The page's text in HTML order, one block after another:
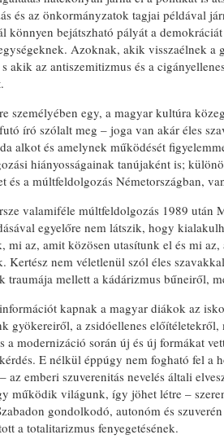
és az önkormányzatok tagjai példával
könnyen bejátszható pályát a
Azoknak, akik visszaélnek a
akik az antiszemitizmus és a
személyében egy, a magyar kultúra
író szólalt meg – joga van akár éles
alkot és amelynek működését
hiányosságainak tanújaként is;
és a múltfeldolgozás Németországban,
valamiféle múltfeldolgozás 1989 után
egyelőre nem látszik, hogy
mi az, amit közösen utasítunk el és mi
Kertész nem véletlenül szól éles
traumája mellett a kádárizmus bűneiről,
kapnak a magyar diákok az
gyökereiről, a zsidóellenes
a modernizáció során új és új formákat
E nélkül éppúgy nem fogható fel a
az emberi szuverenitás nevelés általi
működik világunk, így jöhet létre –
gondolkodó, autonóm és
a totalitarizmus fenyegetésének.